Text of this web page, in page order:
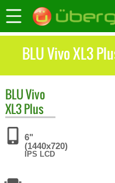
BLU Vivo XL3
BLUVivo
XL3 Plus
6"
(1440x720)
IPS LCD